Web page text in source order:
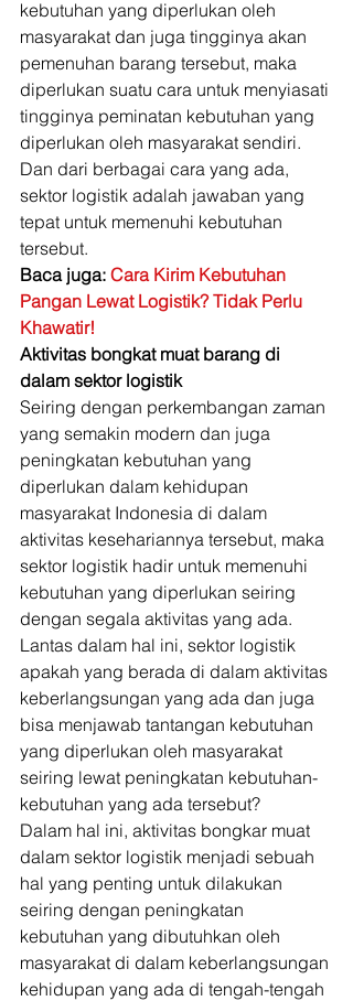
kebutuhan yang diperlukan oleh
masyarakat dan juga tingginya akan
pemenuhan barang tersebut, maka
diperlukan suatu cara untuk menyiasati
tingginya peminatan kebutuhan yang
diperlukan oleh masyarakat sendiri.
Dan dari berbagai cara yang ada,
sektor logistik adalah jawaban yang
tepat untuk memenuhi kebutuhan
tersebut.
Baca juga: Cara Kirim Kebutuhan
Pangan Lewat Logistik? Tidak Perlu
Khawatir!
Aktivitas bongkat muat barang di
dalam sektor logistik
Seiring dengan perkembangan zaman
yang semakin modern dan juga
peningkatan kebutuhan yang
diperlukan dalam kehidupan
masyarakat Indonesia di dalam
aktivitas kesehariannya tersebut, maka
sektor logistik hadir untuk memenuhi
kebutuhan yang diperlukan seiring
dengan segala aktivitas yang ada.
Lantas dalam hal ini, sektor logistik
apakah yang berada di dalam aktivitas
keberlangsungan yang ada dan juga
bisa menjawab tantangan kebutuhan
yang diperlukan oleh masyarakat
seiring lewat peningkatan kebutuhan-
kebutuhan yang ada tersebut?
Dalam hal ini, aktivitas bongkar muat
dalam sektor logistik menjadi sebuah
hal yang penting untuk dilakukan
seiring dengan peningkatan
kebutuhan yang dibutuhkan oleh
masyarakat di dalam keberlangsungan
kehidupan yang ada di tengah-tengah